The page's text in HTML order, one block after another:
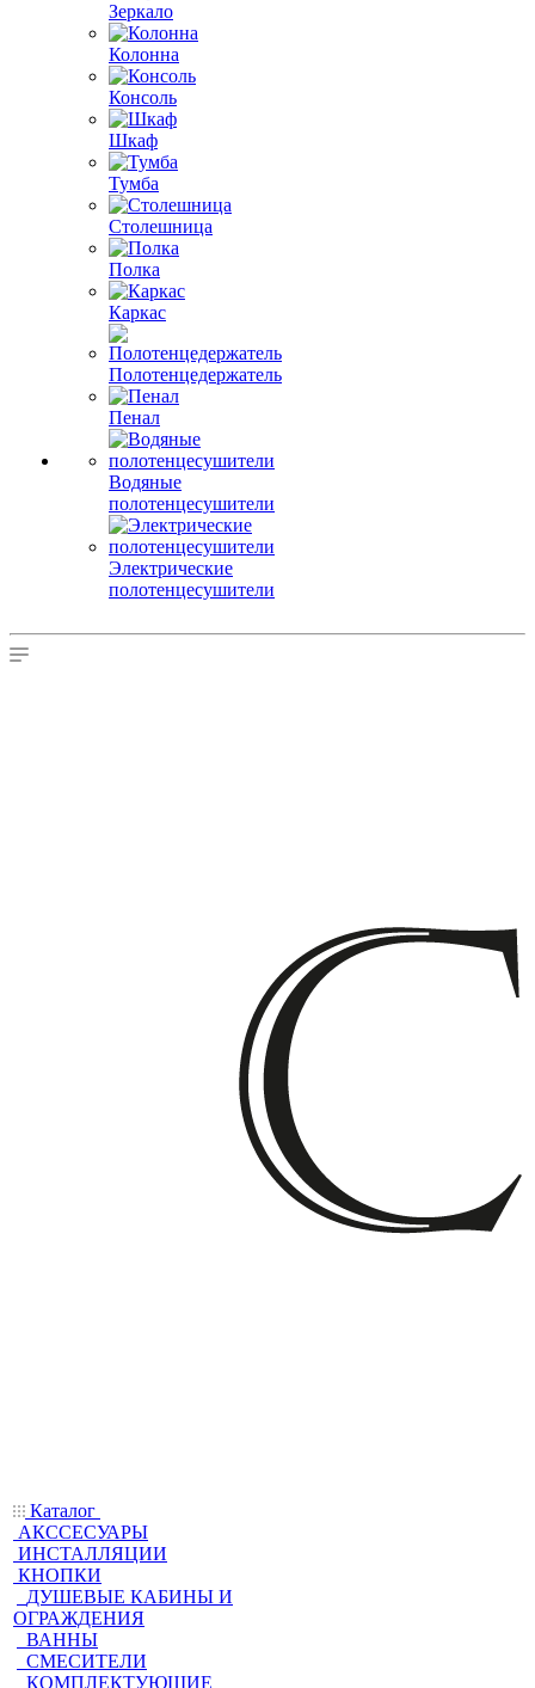
Зеркало
Колонна
Консоль
Шкаф
Тумба
Столешница
Полка
Каркас
Полотенцедержатель
Пенал
Водяные
полотенцесушители
Электрические
полотенцесушители
Каталог
АКССЕСУАРЫ
ИНСТАЛЛЯЦИИ
КНОПКИ
ДУШЕВЫЕ КАБИНЫ И
ОГРАЖДЕНИЯ
ВАННЫ
СМЕСИТЕЛИ
КОМПЛЕКТУЮЩИЕ